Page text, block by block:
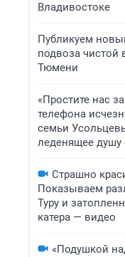
Владивостоке
Публикуем
подвоза чистой
Тюмени
«Простите нас
телефона
семьи
леденящее
Страшно
Показываем
Туру и
катера — видео
«Подушкой